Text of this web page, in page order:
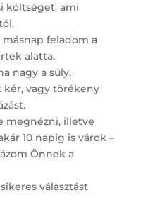
költséget, ami
feladom a
alatta.
nagy a súly,
kér, vagy törékeny
megnézni, illetve
10 napig is várok –
Önnek a
választást